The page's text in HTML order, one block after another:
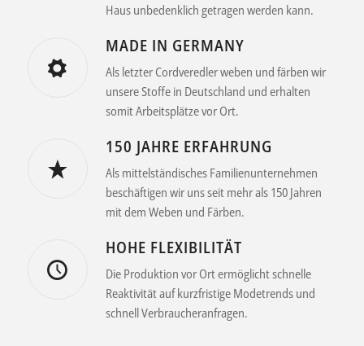
Haus unbedenklich getragen werden kann.
MADE IN GERMANY
Als letzter Cordveredler weben und färben wir
unsere Stoffe in Deutschland und erhalten
somit Arbeitsplätze vor Ort.
150 JAHRE ERFAHRUNG
Als mittelständisches Familienunternehmen
beschäftigen wir uns seit mehr als 150 Jahren
mit dem Weben und Färben.
HOHE FLEXIBILITÄT
Die Produktion vor Ort ermöglicht schnelle
Reaktivität auf kurzfristige Modetrends und
schnell Verbraucheranfragen.